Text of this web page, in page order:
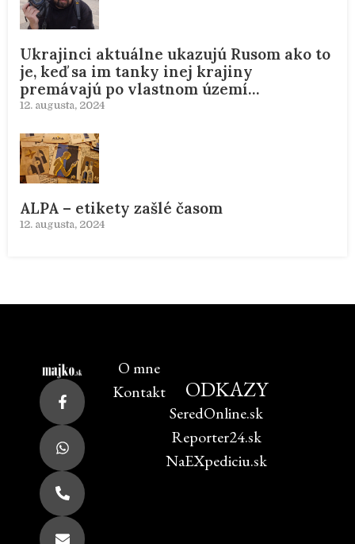
Ukrajinci aktuálne ukazujú Rusom ako to
je, keď sa im tanky inej krajiny
premávajú po vlastnom území…
12. augusta, 2024
ALPA – etikety zašlé časom
12. augusta, 2024
O mne
Kontakt
ODKAZY
SeredOnline.sk
Reporter24.sk
NaEXpediciu.sk